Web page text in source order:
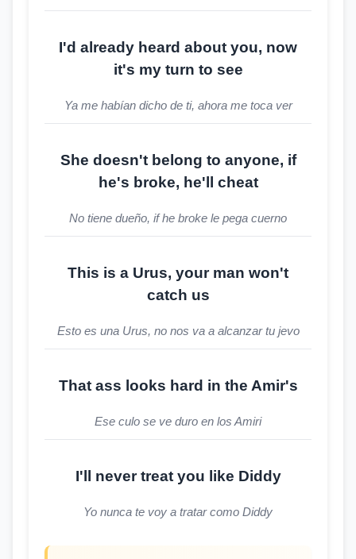
I'd already heard about you, now
it's my turn to see
Ya me habían dicho de ti, ahora me toca ver
She doesn't belong to anyone, if
he's broke, he'll cheat
No tiene dueño, if he broke le pega cuerno
This is a Urus, your man won't
catch us
Esto es una Urus, no nos va a alcanzar tu jevo
That ass looks hard in the Amir's
Ese culo se ve duro en los Amiri
I'll never treat you like Diddy
Yo nunca te voy a tratar como Diddy